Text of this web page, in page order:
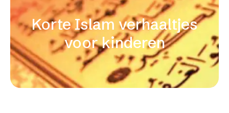
Korte Islam verhaaltjes
voor kinderen